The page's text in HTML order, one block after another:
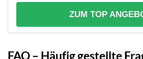
ZUM TOP
FAQ – Häufig gestellte